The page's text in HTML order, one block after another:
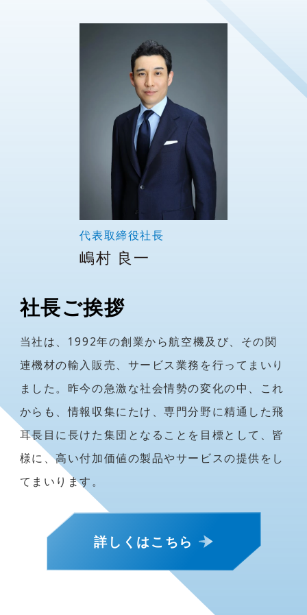
社長ご挨拶
当社は、1992年の創業から航空機及び、その関
連機材の輸入販売、サービス業務を行ってまいり
ました。昨今の急激な社会情勢の変化の中、これ
からも、情報収集にたけ、専門分野に精通した飛
耳長目に長けた集団となることを目標として、皆
様に、高い付加価値の製品やサービスの提供をし
てまいります。
詳しくはこちら
代表取締役社長
嶋村 良一